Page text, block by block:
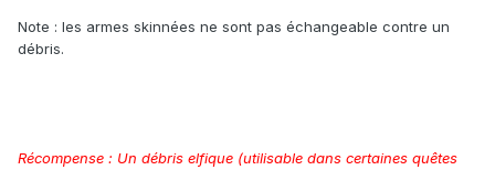
Note : les armes skinnées ne sont pas échangeable contre un
débris.
Récompense : Un débris elfique (utilisable dans certaines quêtes